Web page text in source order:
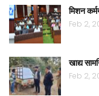
मिशन
Feb 2,
खाद्य
Feb 2,